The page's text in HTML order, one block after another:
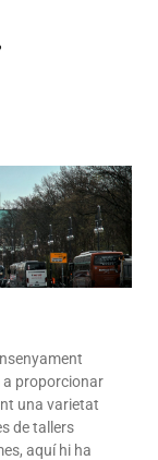
a proporcionar
una varietat
de tallers
aquí hi ha